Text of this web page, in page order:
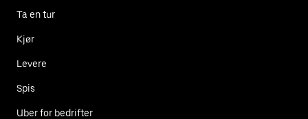
Ta en tur
Kjør
Levere
Spis
Uber for bedrifter